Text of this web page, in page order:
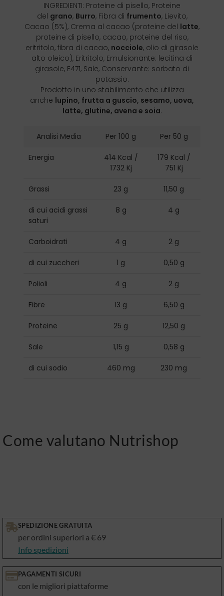
INGREDIENTI: Proteine di pisello, Proteine
del grano, Burro, Fibra di frumento, Lievito,
Cacao (5%), Crema al cacao (proteine del latte,
proteine di pisello, cacao, proteine del riso,
eritritolo, fibra di cacao, nocciole, olio di girasole
alto oleico), Eritritolo, Emulsionante: lecitina di
girasole, E471, Sale, Conservante: sorbato di
potassio.
Prodotto in uno stabilimento che utilizza
anche lupino, frutta a guscio, sesamo, uova,
latte, glutine, avena e soia.
Analisi Media Per 100 g Per 50 g
Energia
414 Kcal /
1732 Kj
179 Kcal /
751 Kj
Grassi 23 g 11,50 g
di cui acidi grassi
saturi
8 g 4 g
Carboidrati 4 g 2 g
di cui zuccheri 1 g 0,50 g
Polioli 4 g 2 g
Fibre 13 g 6,50 g
Proteine 25 g 12,50 g
Sale 1,15 g 0,58 g
di cui sodio 460 mg 230 mg
Come valutano Nutrishop
SPEDIZIONE GRATUITA
per ordini superiori a € 69
Info spedizioni
PAGAMENTI SICURI
con le migliori piattaforme